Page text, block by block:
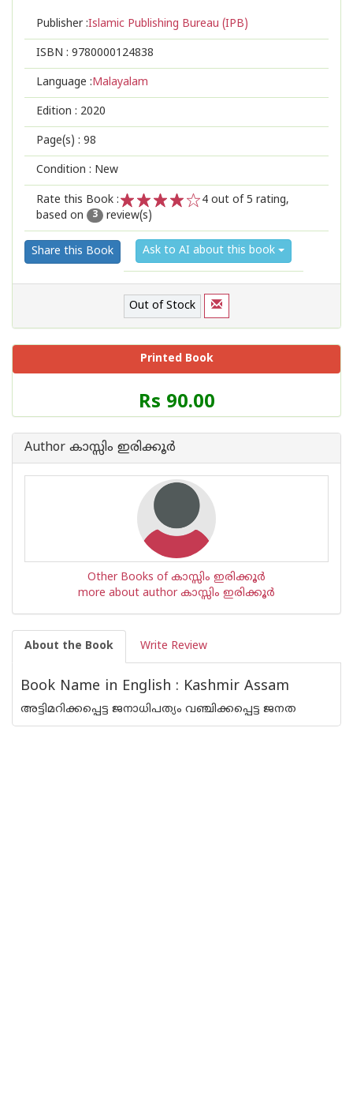
Publisher :Islamic Publishing Bureau (IPB)
ISBN : 9780000124838
Language :Malayalam
Edition : 2020
Page(s) : 98
Condition : New
Rate this Book :
2
1
4 out of 5 rating,
based on
3 review(s)
Share this Book Ask to AI about this book
Out of Stock
Printed Book
Price
of
Book
Rs 90.00
Author കാസ്സിം ഇരിക്കൂര്‍
Other Books of കാസ്സിം ഇരിക്കൂര്‍
more about author കാസ്സിം ഇരിക്കൂര്‍
About the Book Write Review
Book Name in English : Kashmir Assam
അട്ടിമറിക്കപ്പെട്ട ജനാധിപത്യം വഞ്ചിക്കപ്പെട്ട ജനത